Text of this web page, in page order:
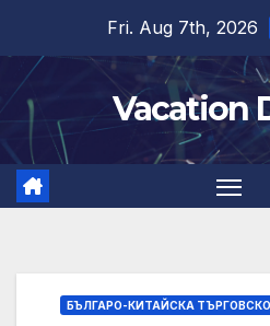
content
Fri. Aug 7th, 2026
Vacation
БЪЛГАРО-КИТАЙСКА